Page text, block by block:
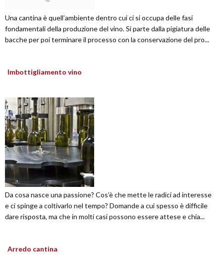
Una cantina è quell’ambiente dentro cui ci si occupa delle fasi
fondamentali della produzione del vino. Si parte dalla pigiatura delle
bacche per poi terminare il processo con la conservazione del pro...
Imbottigliamento vino
Da cosa nasce una passione? Cos’è che mette le radici ad interesse
e ci spinge a coltivarlo nel tempo? Domande a cui spesso è difficile
dare risposta, ma che in molti casi possono essere attese e chia...
Arredo cantina